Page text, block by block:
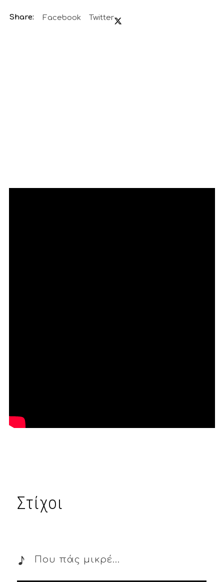
Στίχοι
Που πάς μικρέ...
Facebook Twitter